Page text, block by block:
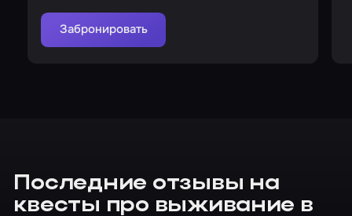
Забронировать
Последние отзывы на
квесты про выживание в